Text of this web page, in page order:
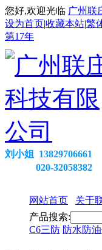
您好,欢迎光临 广州联
设为首页|收藏本站|繁
第17年
刘小姐 13829706661
020-32058382
网站首页 关于
产品搜索:
C6三防 防水防油